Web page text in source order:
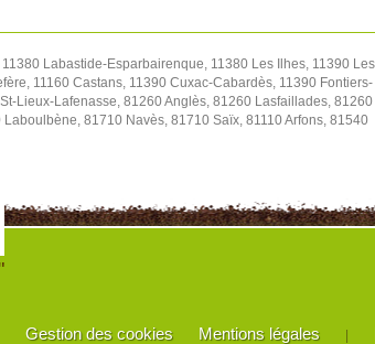
Labastide-Esparbairenque, 11380 Les Ilhes, 11390 Les
11160 Castans, 11390 Cuxac-Cabardès, 11390 Fontiers-
Lieux-Lafenasse, 81260 Anglès, 81260 Lasfaillades, 81260
81710 Navès, 81710 Saïx, 81110 Arfons, 81540
Gestion des cookies Mentions légales